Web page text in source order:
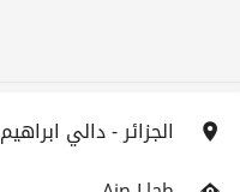
الجزائر - دالي ابراهيم